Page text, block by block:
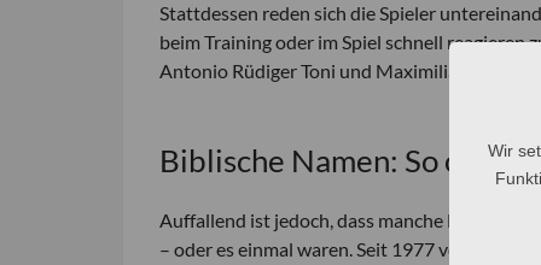
Stattdessen reden sich die Spieler
beim Training oder im Spiel schnell reagieren
Antonio Rüdiger Toni und Maximilian
Biblische Namen: So oft
Auffallend ist jedoch, dass manche Namen
– oder es einmal waren. Seit 1977
Wir